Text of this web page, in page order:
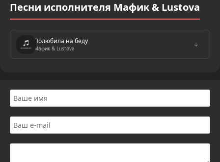
Песни исполнителя Мафик & Lustova
Полюбила на беду
Мафик & Lustova
↓